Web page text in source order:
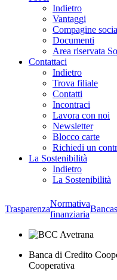
Indietro
Vantaggi
Compagine
Documenti
Area riservata
Contattaci
Indietro
Trova filiale
Contatti
Incontraci
Lavora con noi
Newsletter
Blocco carte
Richiedi un
La Sostenibilità
Indietro
La Sostenibilità
Trasparenza
Normativa
finanziaria
Banca di Credito
Cooperativa